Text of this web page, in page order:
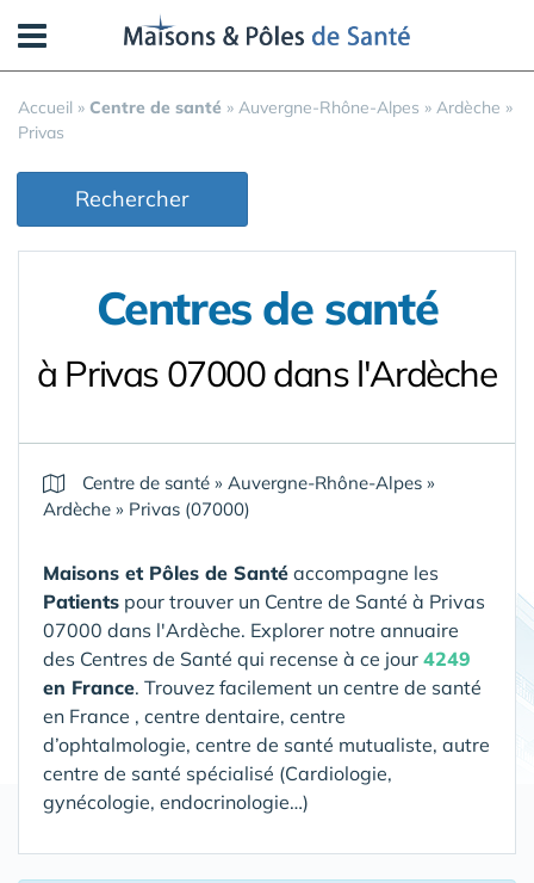
Accueil » Centre de santé » Auvergne-Rhône-Alpes » Ardèche »
Privas
Rechercher
Centres de santé
à Privas 07000 dans l'Ardèche
Centre de santé » Auvergne-Rhône-Alpes »
Ardèche » Privas (07000)
Maisons et Pôles de Santé accompagne les
Patients pour trouver un Centre de Santé à Privas
07000 dans l'Ardèche. Explorer notre annuaire
des Centres de Santé qui recense à ce jour 4249
en France. Trouvez facilement un centre de santé
en France , centre dentaire, centre
d’ophtalmologie, centre de santé mutualiste, autre
centre de santé spécialisé (Cardiologie,
gynécologie, endocrinologie…)
Panneau de gestion des cookies